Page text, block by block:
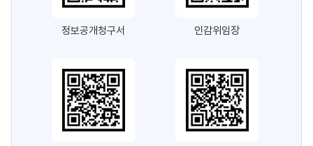
정보공개청구서 인감위임장